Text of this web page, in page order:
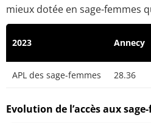
mieux dotée en sage-femmes
2023 Annecy
APL des sage-femmes 28.36
Evolution de l’accès aux